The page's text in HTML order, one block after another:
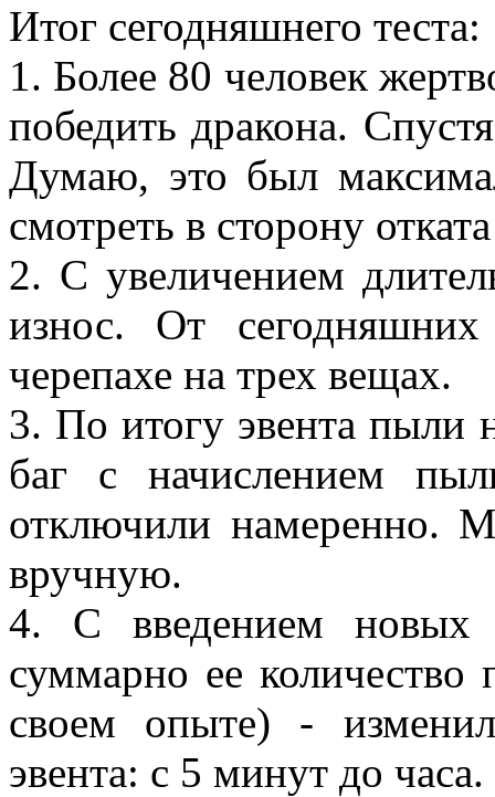
Итог сегодняшнего теста:
1. Более 80 человек
победить дракона.
Думаю, это был
смотреть в сторону
2. С увеличением
износ. От
черепахе на трех вещах.
3. По итогу эвента пыли
баг с начислением
отключили намеренно.
вручную.
4. С введением новых
суммарно ее количество
своем опыте) -
эвента: с 5 минут до часа.